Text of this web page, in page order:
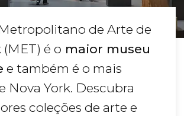
de Arte de
(MET) é o maior museu
e também é o mais
Nova York. Descubra
coleções de arte e